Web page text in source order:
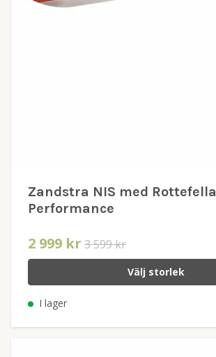
Zandstra NIS med Rottefella
Performance
2 999 kr 3 599 kr
Välj storlek
I lager